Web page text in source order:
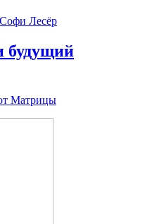
Софи Лесёр
будущий
Матрицы